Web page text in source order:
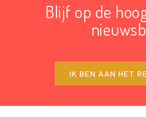
Blijf op de
IK BEN AAN HET